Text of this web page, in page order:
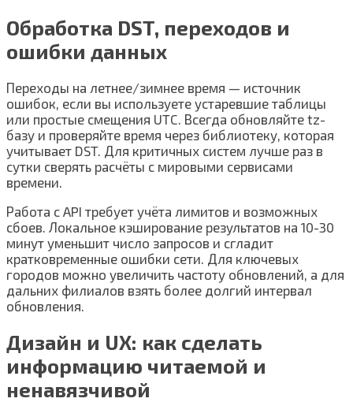
Обработка DST, переходов и
ошибки данных
Переходы на летнее/зимнее время — источник
ошибок, если вы используете устаревшие таблицы
или простые смещения UTC. Всегда обновляйте tz-
базу и проверяйте время через библиотеку, которая
учитывает DST. Для критичных систем лучше раз в
сутки сверять расчёты с мировыми сервисами
времени.
Работа с API требует учёта лимитов и возможных
сбоев. Локальное кэширование результатов на 10-30
минут уменьшит число запросов и сгладит
кратковременные ошибки сети. Для ключевых
городов можно увеличить частоту обновлений, а для
дальних филиалов взять более долгий интервал
обновления.
Дизайн и UX: как сделать
информацию читаемой и
ненавязчивой